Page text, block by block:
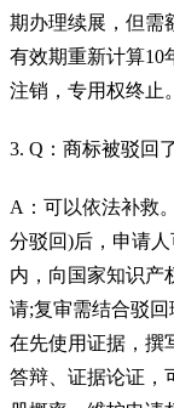
期办理续展，但需
有效期重新计算10
注销，专用权终止。
3. Q：商标被驳回
A：可以依法补救
分驳回)后，申请
内，向国家知识产
请;复审需结合驳
在先使用证据，撰
答辩、证据论证，